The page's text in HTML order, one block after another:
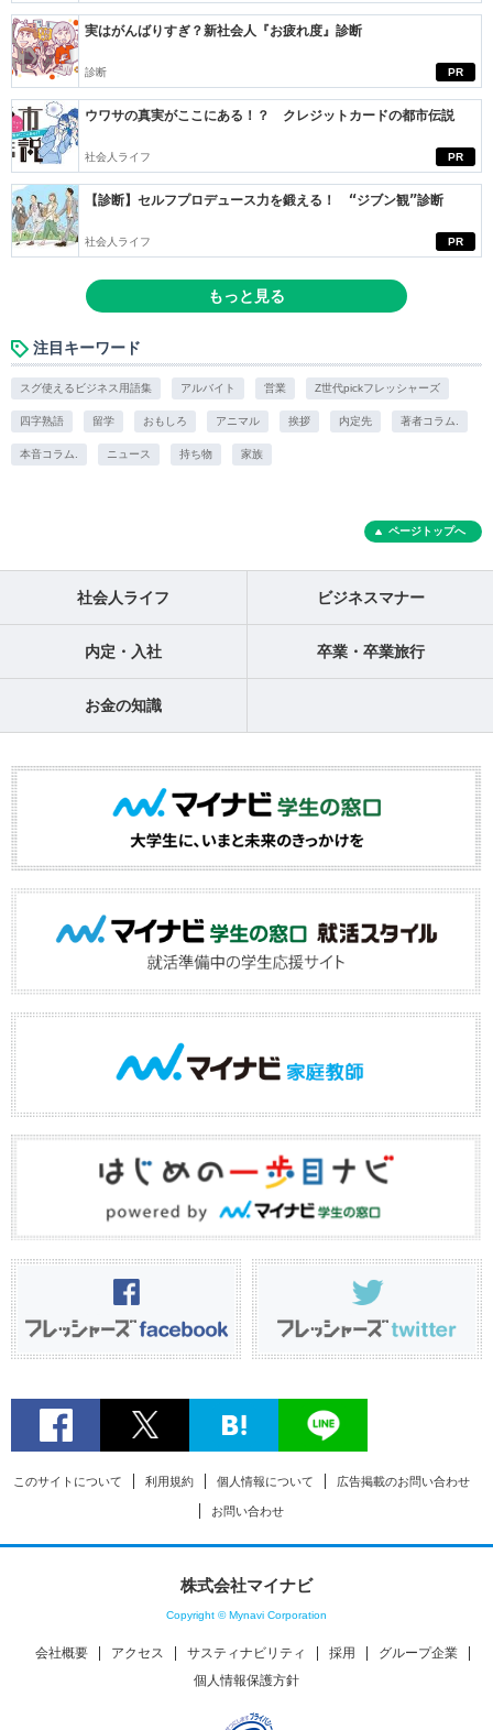
PR
実はがんばりすぎ？新社会人『お疲れ度』診断
診断
PR
ウワサの真実がここにある！？ クレジットカードの都市伝説
社会人ライフ
PR
【診断】セルフプロデュース力を鍛える！ “ジブン観”診断
社会人ライフ
もっと見る
注目キーワード
スグ使えるビジネス用語集 アルバイト 営業 Z世代pickフレッシャーズ
四字熟語 留学 おもしろ アニマル 挨拶 内定先 著者コラム.
本音コラム. ニュース 持ち物 家族
ページトップへ
社会人ライフ ビジネスマナー
内定・入社 卒業・卒業旅行
お金の知識
このサイトについて 利用規約 個人情報について 広告掲載のお問い合わせ
お問い合わせ
株式会社マイナビ
Copyright © Mynavi Corporation
会社概要 アクセス サスティナビリティ 採用
グループ企業
個人情報保護方針